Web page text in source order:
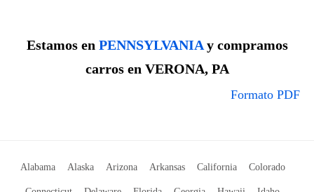
Estamos en PENNSYLVANIAy compramos
carros en VERONA, PA
Formato PDF
Alabama Alaska Arizona Arkansas California Colorado